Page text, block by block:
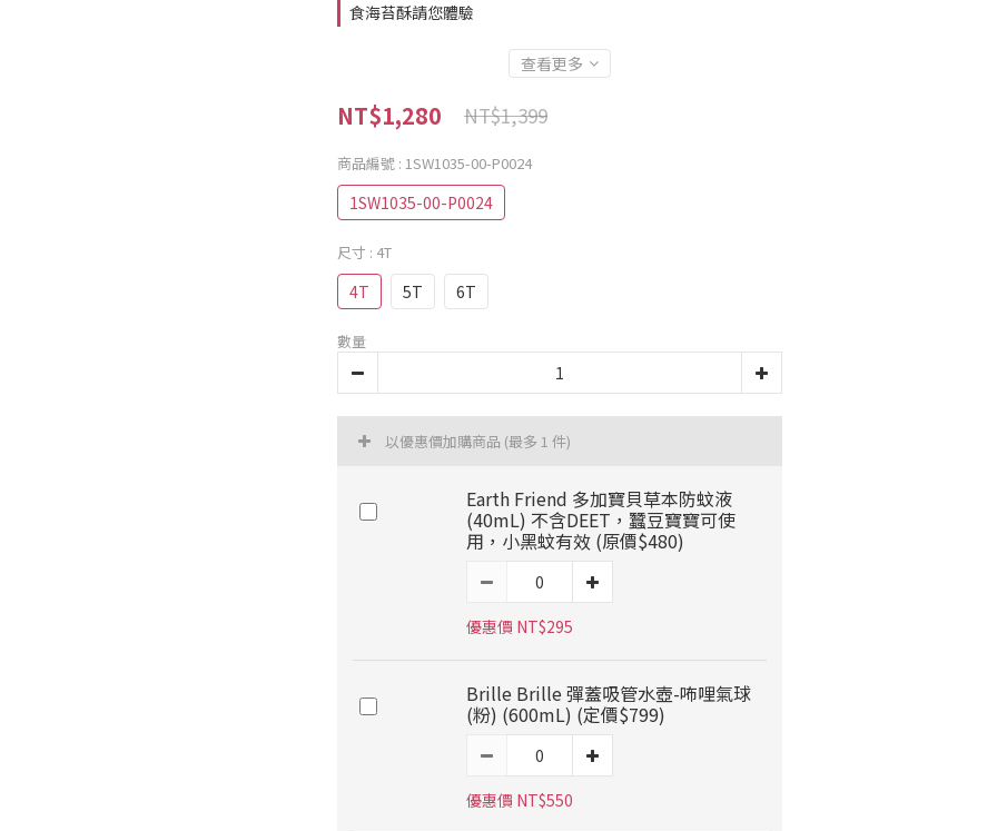
食海苔酥請您體驗
查看更多
NT$1,280 NT$1,399
商品編號 : 1SW1035-00-P0024
1SW1035-00-P0024
尺寸 : 4T
4T 5T 6T
數量
以優惠價加購商品 (最多 1 件)
Earth Friend 多加寶貝草本防蚊液
(40mL) 不含DEET，蠶豆寶寶可使
用，小黑蚊有效 (原價$480)
優惠價 NT$295
Brille Brille 彈蓋吸管水壺-咘哩氣球
(粉) (600mL) (定價$799)
優惠價 NT$550